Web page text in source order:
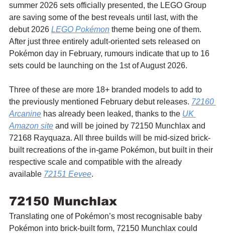
summer 2026 sets officially presented, the LEGO Group
are saving some of the best reveals until last, with the
debut 2026 LEGO Pokémon theme being one of them.
After just three entirely adult-oriented sets released on
Pokémon day in February, rumours indicate that up to 16
sets could be launching on the 1st of August 2026.
Three of these are more 18+ branded models to add to
the previously mentioned February debut releases. 72160
Arcanine has already been leaked, thanks to the UK
Amazon site and will be joined by 72150 Munchlax and
72168 Rayquaza. All three builds will be mid-sized brick-
built recreations of the in-game Pokémon, but built in their
respective scale and compatible with the already
available 72151 Eevee.
72150 Munchlax
Translating one of Pokémon’s most recognisable baby
Pokémon into brick-built form, 72150 Munchlax could